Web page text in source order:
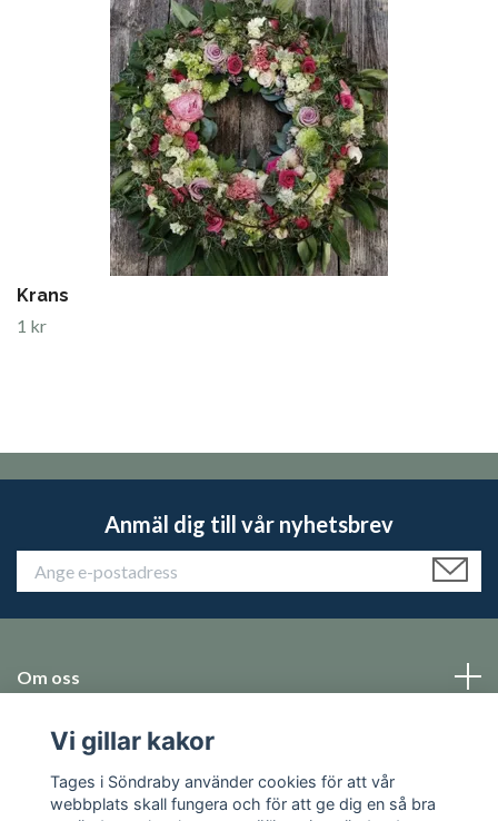
Krans
1 kr
Anmäl dig till vår nyhetsbrev
Om oss
Emballage
Sociala medier
Vi gillar kakor
Tages i Söndraby använder cookies för att vår
webbplats skall fungera och för att ge dig en så bra